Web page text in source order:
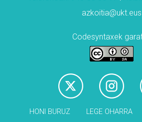
azkoitia@ukt.eus
Codesyntaxek
HONI BURUZ LEGE OHARRA